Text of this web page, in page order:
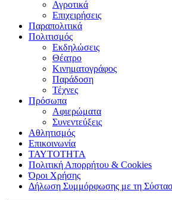
Αγροτικά
Επιχειρήσεις
Παραπολιτικά
Πολιτισμός
Εκδηλώσεις
Θέατρο
Κινηματογράφος
Παράδοση
Τέχνες
Πρόσωπα
Αφιερώματα
Συνεντεύξεις
Αθλητισμός
Επικοινωνία
ΤΑΥΤΟΤΗΤΑ
Πολιτική Απορρήτου & Cookies
Όροι Χρήσης
Δήλωση Συμμόρφωσης με τη